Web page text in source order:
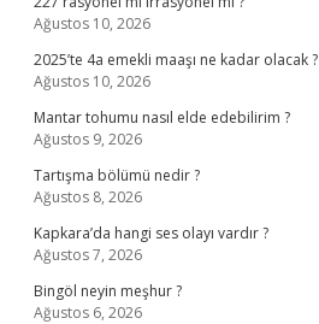
Ağustos 10, 2026
2025’te 4a emekli maaşı ne kadar olacak ?
Ağustos 10, 2026
Mantar tohumu nasıl elde edebilirim ?
Ağustos 9, 2026
Tartışma bölümü nedir ?
Ağustos 8, 2026
Kapkara’da hangi ses olayı vardır ?
Ağustos 7, 2026
Bingöl neyin meşhur ?
Ağustos 6, 2026